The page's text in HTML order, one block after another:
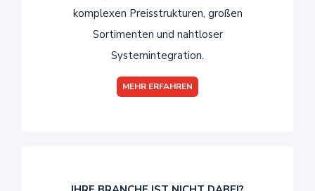
komplexen Preisstrukturen, großen
Sortimenten und nahtloser
Systemintegration.
MEHR ERFAHREN